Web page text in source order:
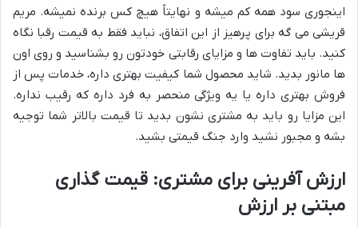
اینجوری سود همه کم میشه و نهایتاً هیچ کس برنده نمیشه. مریم
قریشی می گه برای پرهیز از این اتفاق، نباید فقط به قیمت رقبا نگاه
کنید. باید تفاوت ها و مزایای رقابتی خودتون رو بشناسید و روی اون
ها مانور بدید. شاید محصول شما کیفیت بهتری داره، خدمات پس از
فروش بهتری داره یا یه ویژگی منحصر به فرد داره که رقیب نداره.
این مزایا رو باید به مشتری نشون بدید تا قیمت بالاتر شما توجیه
بشه و مجبور نشید وارد جنگ قیمتی بشید.
ارزش آفرینی برای مشتری: قیمت گذاری
مبتنی بر ارزش